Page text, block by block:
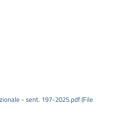
- sent. 197-2025.pdf (File